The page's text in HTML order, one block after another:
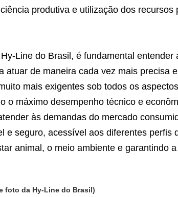
produtiva e utilização dos recursos
Line do Brasil, é fundamental entender
atuar de maneira cada vez mais precisa
mais exigentes sob todos os
o máximo desempenho técnico e
às demandas do mercado
e seguro, acessível aos diferentes perfis
animal, o meio ambiente e garantindo
foto da Hy-Line do Brasil)